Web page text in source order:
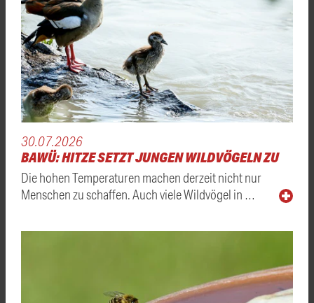
30.07.2026
BAWÜ: HITZE SETZT JUNGEN WILDVÖGELN ZU
Die hohen Temperaturen machen derzeit nicht nur
Menschen zu schaffen. Auch viele Wildvögel in …